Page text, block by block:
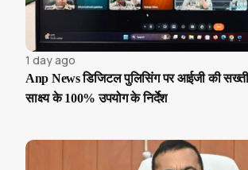
1 day ago
Anp News डिजिटल पुलिसिंग पर आईजी की
साक्ष्य के 100% उपयोग के निर्देश